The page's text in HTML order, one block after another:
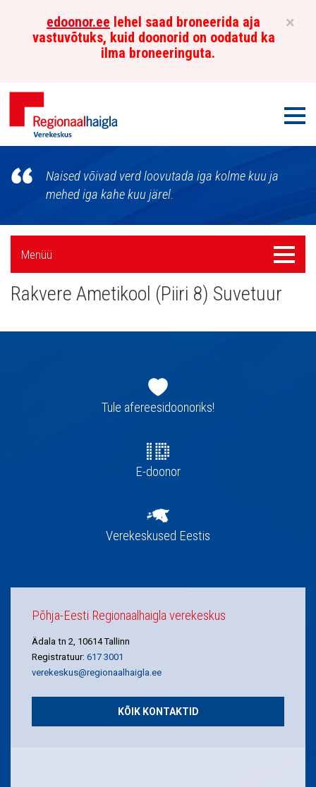
×
edoonor.ee lehel saad broneerida aja
vastuvõtuks, kuid doonorid on oodatud ka
ilma broneeringuta.
Põhja-
Eesti
Regionaalhaigla
Verekeskus
Naised võivad verd loovutada iga kolme kuu ja
mehed iga kahe kuu järel.
Külgpaani
navigatsioon
Menüü
Menüü
Rakvere Ametikool (Piiri 8) Suvetuur
navigatsioonTule afereesidoonoriks!
E-doonor
Verekeskused Eestis
Põhja-Eesti Regionaalhaigla verekeskus
Ädala tn 2, 10614 Tallinn
Registratuur: 617 3001
verekeskus@regionaalhaigla.ee
KÕIK KONTAKTID